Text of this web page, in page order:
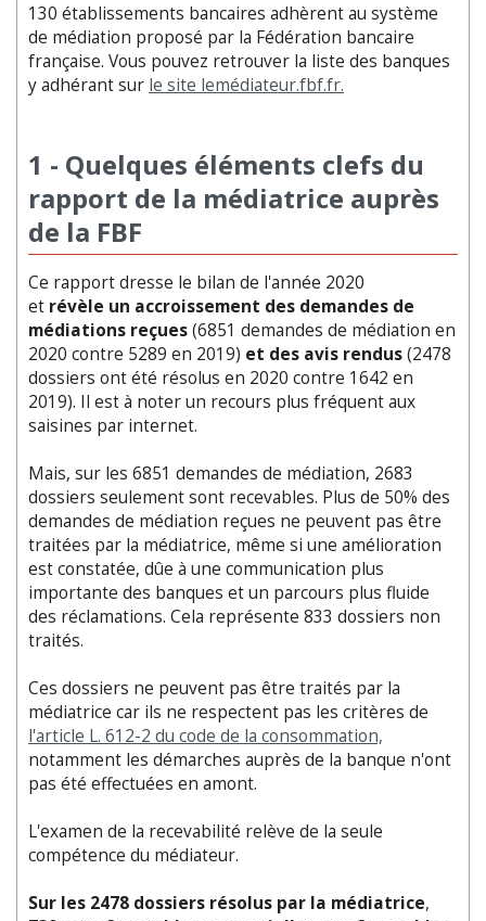
130 établissements bancaires adhèrent au système
de médiation proposé par la Fédération bancaire
française. Vous pouvez retrouver la liste des banques
y adhérant sur le site lemédiateur.fbf.fr.
1 - Quelques éléments clefs du
rapport de la médiatrice auprès
de la FBF
Ce rapport dresse le bilan de l'année 2020
et révèle un accroissement des demandes de
médiations reçues(6851 demandes de médiation en
2020 contre 5289 en 2019) et des avis rendus(2478
dossiers ont été résolus en 2020 contre 1642 en
2019). Il est à noter un recours plus fréquent aux
saisines par internet.
Mais, sur les 6851 demandes de médiation, 2683
dossiers seulement sont recevables. Plus de 50% des
demandes de médiation reçues ne peuvent pas être
traitées par la médiatrice, même si une amélioration
est constatée, dûe à une communication plus
importante des banques et un parcours plus fluide
des réclamations. Cela représente 833 dossiers non
traités.
Ces dossiers ne peuvent pas être traités par la
médiatrice car ils ne respectent pas les critères de
l'article L. 612-2 du code de la consommation,
notamment les démarches auprès de la banque n'ont
pas été effectuées en amont.
L'examen de la recevabilité relève de la seule
compétence du médiateur.
Sur les 2478 dossiers résolus par la médiatrice,